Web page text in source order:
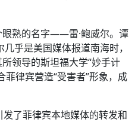
眼熟的名字——雷·鲍威尔。谭
乎是美国媒体报道南海时，
领导的斯坦福大学“妙手计
律宾营造“受害者”形象，成
了菲律宾本地媒体的转发和